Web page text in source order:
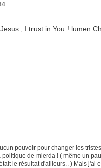
pouvoir pour changer les
de mierda ! ( même un
le résultat d'ailleurs.. ) Mais j'ai